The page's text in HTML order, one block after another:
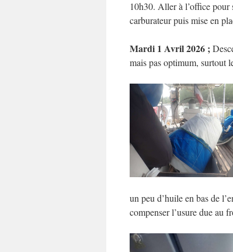
10h30. Aller à l’office pour
carburateur puis mise en
Mardi 1 Avril 2026 ;
mais pas optimum, surtout
un peu d’huile en bas de
compenser l’usure due au